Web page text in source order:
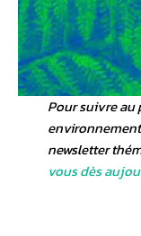
Pour suivre au
newsletter
vous dès